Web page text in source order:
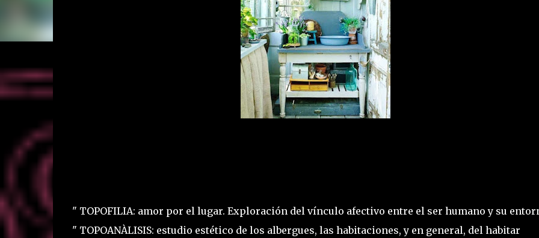
" TOPOFILIA: amor por el lugar. Exploración del vínculo afectivo entre el ser humano y su
" TOPOANÀLISIS: estudio estético de los albergues, las habitaciones, y en general, del habitar